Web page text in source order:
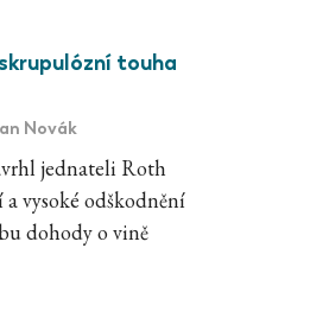
touha
Novák
jednateli Roth
vysoké odškodnění
dohody o vině